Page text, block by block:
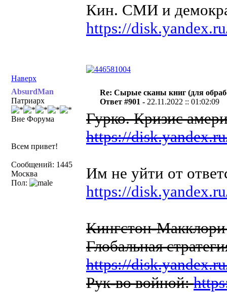
Кин. СМИ и
https://
Наверх
AbsurdMan
Патриарх
Вне Форума
Всем привет!
Сообщений: 1445
Москва
Пол:
Re: Сырые сканы книг (для
Ответ #901 - 22.11.2022 :: 01:02:09
Гурко. Кризис
https://
Им не уйти от
https://
Кингстон-
Глобальная
https://
Рук-во войной: